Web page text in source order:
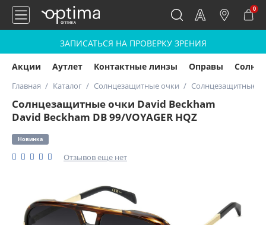
0
ЗАПИСАТЬСЯ НА ПРОВЕРКУ ЗРЕНИЯ
Акции Аутлет Контактные линзы Оправы
Главная Каталог Солнцезащитные очки Солнцезащитные
Солнцезащитные очки David Beckham
David Beckham DB 99/VOYAGER HQZ
Новинка
Отзывов еще нет